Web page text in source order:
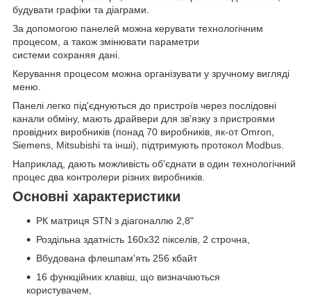
будувати графіки та діаграми.
За допомогою панелей можна керувати технологічним
процесом, а також змінювати параметри
системи сохраняя дані.
Керування процесом можна організувати у зручному вигляді
меню.
Панелі легко під'єднуються до пристроїв через послідовні
канали обміну, мають драйвери для зв'язку з пристроями
провідних виробників (понад 70 виробників, як-от Omron,
Siemens, Mitsubishi та інші), підтримують протокол Modbus.
Наприклад, дають можливість об'єднати в один технологічний
процес два контролери різних виробників.
Основні характеристики
РК матриця STN з діагоналлю 2,8"
Роздільна здатність 160х32 пікселів, 2 строчна,
Вбудована флешпам'ять 256 кбайт
16 функційних клавіш, що визначаються
користувачем,